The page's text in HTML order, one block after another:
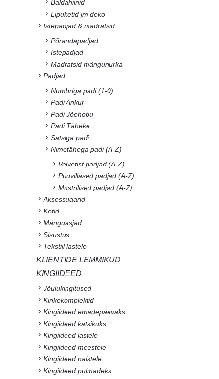
Baldahiinid
Lipuketid jm deko
Istepadjad & madratsid
Põrandapadjad
Istepadjad
Madratsid mängunurka
Padjad
Numbriga padi (1-0)
Padi Ankur
Padi Jõehobu
Padi Täheke
Satsiga padi
Nimetähega padi (A-Z)
Velvetist padjad (A-Z)
Puuvillased padjad (A-Z)
Mustrilised padjad (A-Z)
Aksessuaarid
Kotid
Mänguasjad
Sisustus
Tekstiil lastele
KLIENTIDE LEMMIKUD
KINGIIDEED
Jõulukingitused
Kinkekomplektid
Kingiideed emadepäevaks
Kingiideed katsikuks
Kingiideed lastele
Kingiideed meestele
Kingiideed naistele
Kingiideed pulmadeks